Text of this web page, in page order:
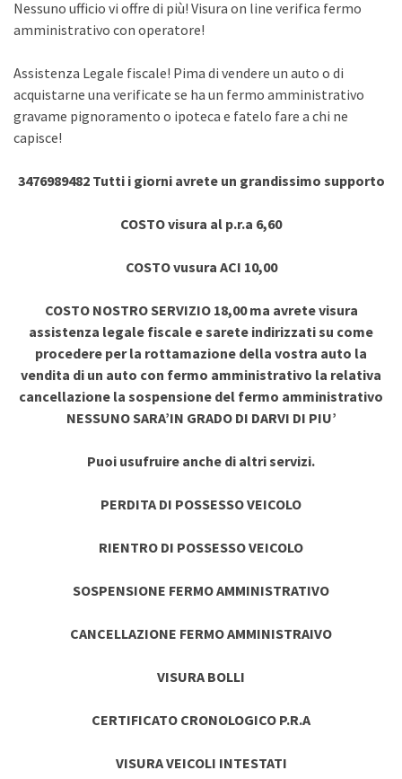
Nessuno ufficio vi offre di più! Visura on line verifica fermo
amministrativo con operatore!
Assistenza Legale fiscale! Pima di vendere un auto o di
acquistarne una verificate se ha un fermo amministrativo
gravame pignoramento o ipoteca e fatelo fare a chi ne
capisce!
3476989482 Tutti i giorni avrete un grandissimo supporto
COSTO visura al p.r.a 6,60
COSTO vusura ACI 10,00
COSTO NOSTRO SERVIZIO 18,00 ma avrete visura
assistenza legale fiscale e sarete indirizzati su come
procedere per la rottamazione della vostra auto la
vendita di un auto con fermo amministrativo la relativa
cancellazione la sospensione del fermo amministrativo
NESSUNO SARA’IN GRADO DI DARVI DI PIU’
Puoi usufruire anche di altri servizi.
PERDITA DI POSSESSO VEICOLO
RIENTRO DI POSSESSO VEICOLO
SOSPENSIONE FERMO AMMINISTRATIVO
CANCELLAZIONE FERMO AMMINISTRAIVO
VISURA BOLLI
CERTIFICATO CRONOLOGICO P.R.A
VISURA VEICOLI INTESTATI